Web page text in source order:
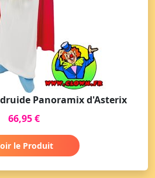
Panoramix d'Asterix
66,95 €
le Produit